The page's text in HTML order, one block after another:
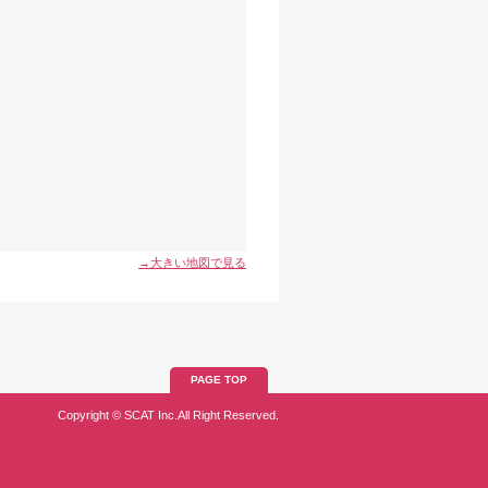
→大きい地図で見る
PAGE TOP
Copyright © SCAT Inc.All Right Reserved.